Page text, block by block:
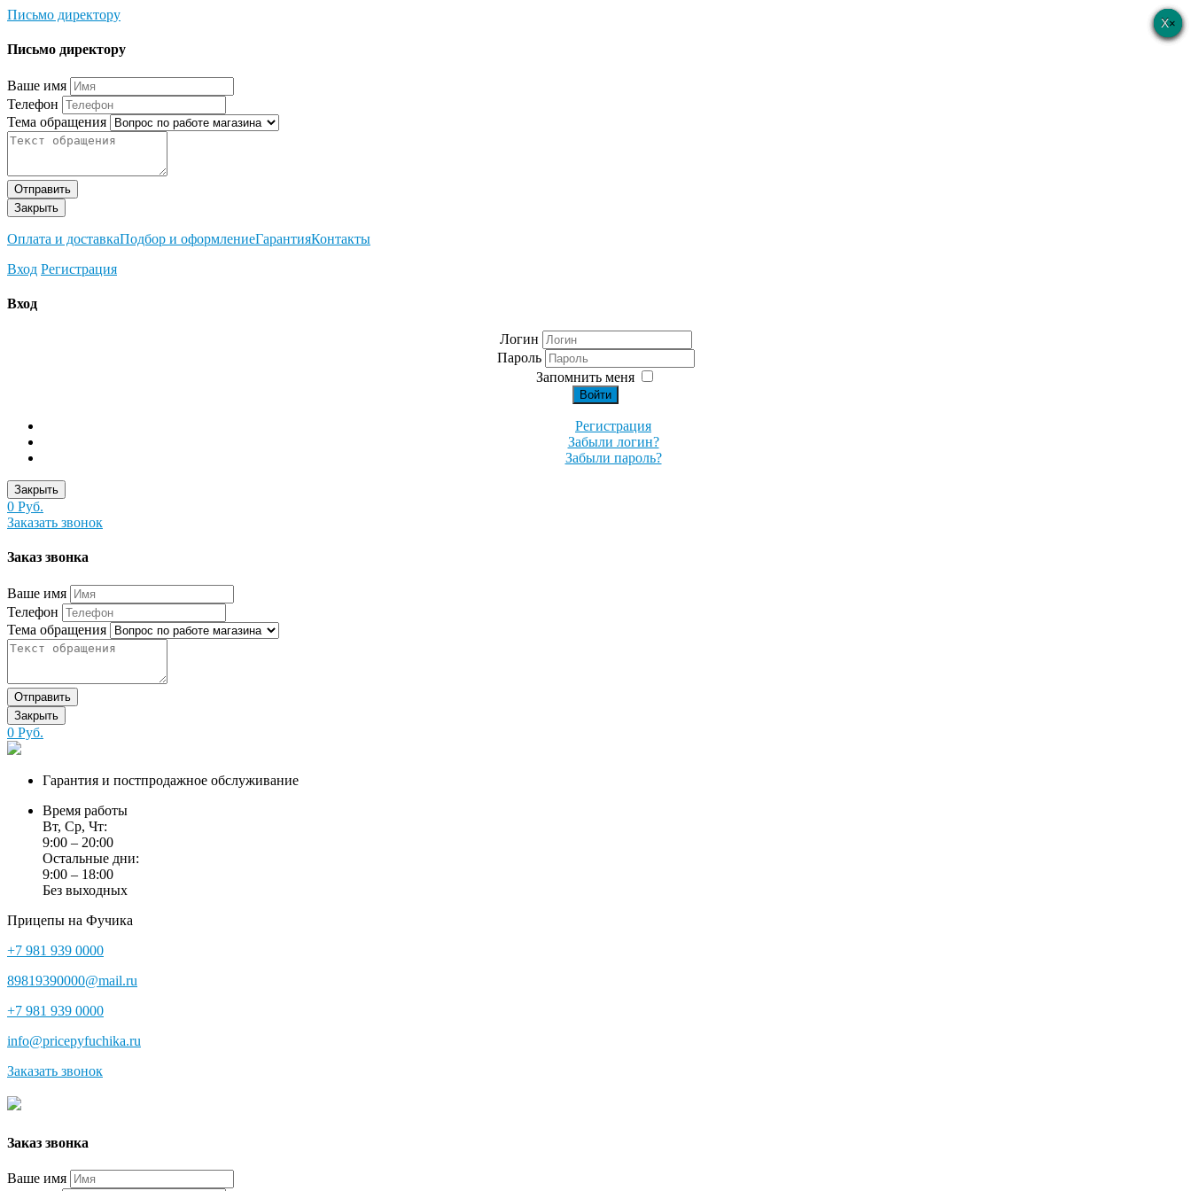
Письмо директору
×
Письмо директору
Ваше имя
Телефон
Тема обращения
Отправить
Закрыть
Оплата и доставкаПодбор и оформлениеГарантияКонтакты
Вход Регистрация
×
Вход
Логин
Пароль
Запомнить меня
Войти
Регистрация
Забыли логин?
Забыли пароль?
Закрыть
0 Руб.
Заказать звонок
×
Заказ звонка
Ваше имя
Телефон
Тема обращения
Отправить
Закрыть
0 Руб.
Гарантия и постпродажное обслуживание
Время работы
Вт, Ср, Чт:
9:00 – 20:00
Остальные дни:
9:00 – 18:00
Без выходных
Прицепы на Фучика
+7 981 939 0000
89819390000@mail.ru
+7 981 939 0000
info@pricepyfuchika.ru
Заказать звонок
×
Заказ звонка
Ваше имя
×